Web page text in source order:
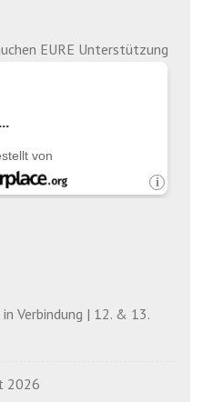
EURE Unterstützung
Verbindung | 12. & 13.
2026